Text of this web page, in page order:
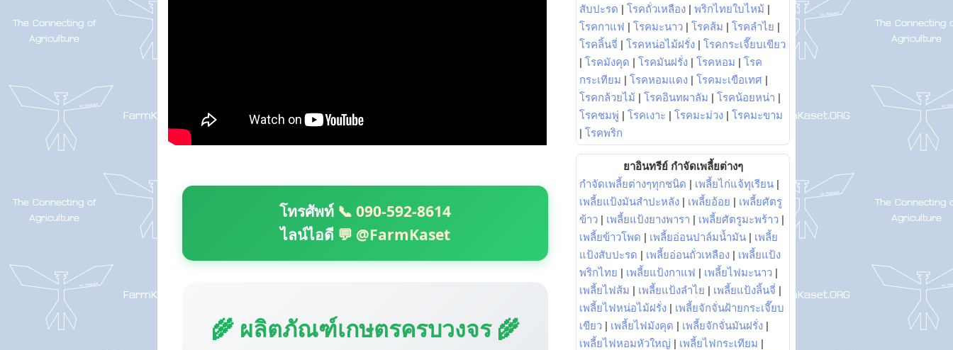
โทรศัพท์ 📞 090-592-8614
ไลน์ไอดี 💬 @FarmKaset
🌾 ผลิตภัณฑ์เกษตรครบวงจร 🌾
สับปะรด | โรคถั่วเหลือง | พริกไทยใบไหม้ |
โรคกาแฟ | โรคมะนาว | โรคส้ม | โรคลำไย |
โรคลิ้นจี่ | โรคหน่อไม้ฝรั่ง | โรคกระเจี๊ยบเขียว
| โรคมังคุด | โรคมันฝรั่ง | โรคหอม | โรค
กระเทียม | โรคหอมแดง | โรคมะเขือเทศ |
โรคกล้วยไม้ | โรคอินทผาลัม | โรคน้อยหน่า |
โรคชมพู่ | โรคเงาะ | โรคมะม่วง | โรคมะขาม
| โรคพริก
ยาอินทรีย์ กำจัดเพลี้ยต่างๆ
กำจัดเพลี้ยต่างๆทุกชนิด | เพลี้ยไก่แจ้ทุเรียน |
เพลี้ยแป้งมันสำปะหลัง | เพลี้ยอ้อย | เพลี้ยศัตรู
ข้าว | เพลี้ยแป้งยางพารา | เพลี้ยศัตรูมะพร้าว |
เพลี้ยข้าวโพด | เพลี้ยอ่อนปาล์มน้ำมัน | เพลี้ย
แป้งสับปะรด | เพลี้ยอ่อนถั่วเหลือง | เพลี้ยแป้ง
พริกไทย | เพลี้ยแป้งกาแฟ | เพลี้ยไฟมะนาว |
เพลี้ยไฟส้ม | เพลี้ยแป้งลำไย | เพลี้ยแป้งลิ้นจี่ |
เพลี้ยไฟหน่อไม้ฝรั่ง | เพลี้ยจักจั่นฝ้ายกระเจี๊ยบ
เขียว | เพลี้ยไฟมังคุด | เพลี้ยจักจั่นมันฝรั่ง |
เพลี้ยไฟหอมหัวใหญ่ | เพลี้ยไฟกระเทียม |